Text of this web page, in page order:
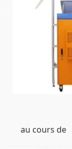
au cours de